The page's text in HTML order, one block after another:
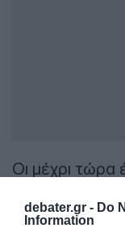
debater.gr - Do
Information
Οι μέχρι τώρα
αστυνομικός
σύζυγός της